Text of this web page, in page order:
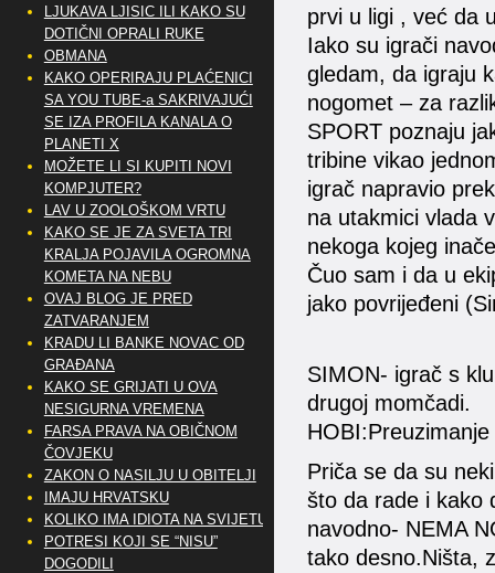
prvi u ligi , već da
Iako su igrači
gledam, da igraju
nogomet – za
SPORT poznaju
tribine vikao
igrač napravio
na utakmici vlada
nekoga kojeg
Čuo sam i da u
jako povrijeđeni
SIMON- igrač s
drugoj momčadi.
Priča se da su
što da rade i kako
navodno- NEMA
tako desno.Ništa,
LJUKAVA LJISIC ILI KAKO SU
DOTIČNI OPRALI RUKE
OBMANA
KAKO OPERIRAJU PLAĆENICI
SA YOU TUBE-a SAKRIVAJUĆI
SE IZA PROFILA KANALA O
PLANETI X
MOŽETE LI SI KUPITI NOVI
KOMPJUTER?
LAV U ZOOLOŠKOM VRTU
KAKO SE JE ZA SVETA TRI
KRALJA POJAVILA OGROMNA
KOMETA NA NEBU
OVAJ BLOG JE PRED
ZATVARANJEM
KRADU LI BANKE NOVAC OD
GRAĐANA
KAKO SE GRIJATI U OVA
NESIGURNA VREMENA
FARSA PRAVA NA OBIČNOM
ČOVJEKU
ZAKON O NASILJU U OBITELJI
IMAJU HRVATSKU
KOLIKO IMA IDIOTA NA SVIJETU?
POTRESI KOJI SE “NISU”
DOGODILI